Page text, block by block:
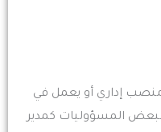
إداري أو يعمل في
المسؤوليات كمدير